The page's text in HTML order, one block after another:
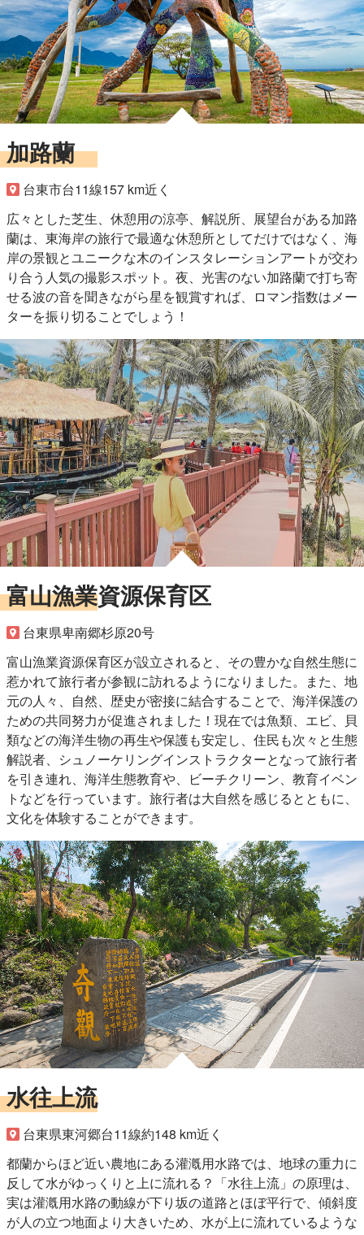
加路蘭
台東市台11線157 km近く
広々とした芝生、休憩用の涼亭、解説所、展望台がある加路
蘭は、東海岸の旅行で最適な休憩所としてだけではなく、海
岸の景観とユニークな木のインスタレーションアートが交わ
り合う人気の撮影スポット。夜、光害のない加路蘭で打ち寄
せる波の音を聞きながら星を観賞すれば、ロマン指数はメー
ターを振り切ることでしょう！
富山漁業資源保育区
台東県卑南郷杉原20号
富山漁業資源保育区が設立されると、その豊かな自然生態に
惹かれて旅行者が参観に訪れるようになりました。また、地
元の人々、自然、歴史が密接に結合することで、海洋保護の
ための共同努力が促進されました！現在では魚類、エビ、貝
類などの海洋生物の再生や保護も安定し、住民も次々と生態
解説者、シュノーケリングインストラクターとなって旅行者
を引き連れ、海洋生態教育や、ビーチクリーン、教育イベン
トなどを行っています。旅行者は大自然を感じるとともに、
文化を体験することができます。
水往上流
台東県東河郷台11線約148 km近く
都蘭からほど近い農地にある灌漑用水路では、地球の重力に
反して水がゆっくりと上に流れる？「水往上流」の原理は、
実は灌漑用水路の動線が下り坂の道路とほぼ平行で、傾斜度
が人の立つ地面より大きいため、水が上に流れているような